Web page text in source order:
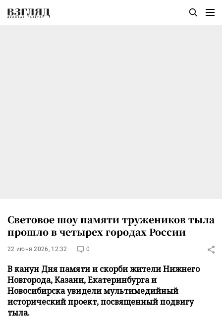
Световое шоу памяти тружеников тыла
прошло в четырех городах России
22 июня 2026, 12:32 0
В канун Дня памяти и скорби жители Нижнего
Новгорода, Казани, Екатеринбурга и
Новосибирска увидели мультимедийный
исторический проект, посвященный подвигу
тыла.